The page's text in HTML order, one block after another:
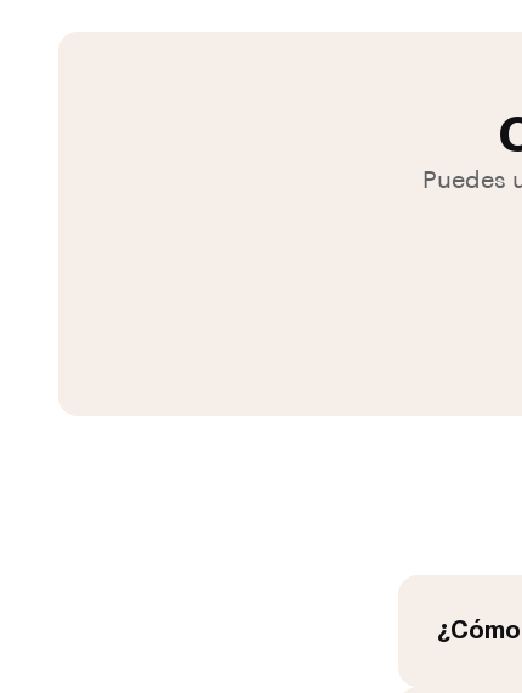
Puedes